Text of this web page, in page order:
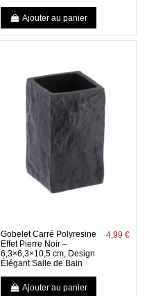
Ajouter au panier
Gobelet Carré Polyresine
Effet Pierre Noir –
6,3×6,3×10,5 cm, Design
Élégant Salle de Bain
4,99 €
Ajouter au panier